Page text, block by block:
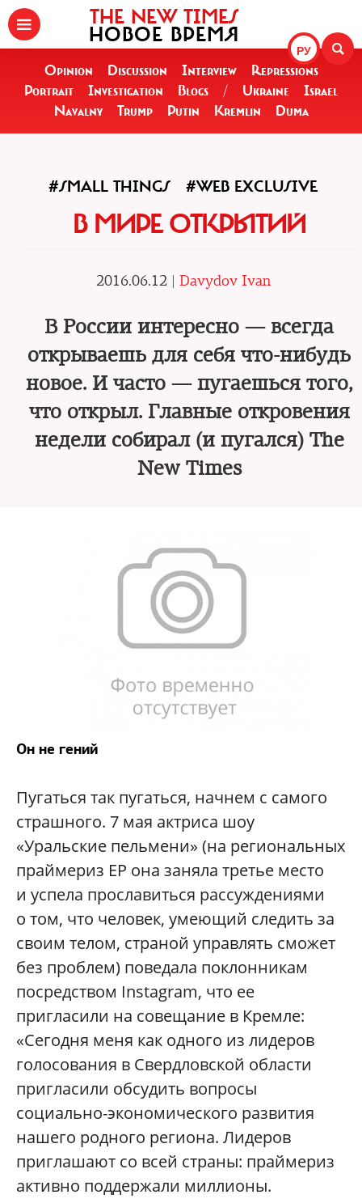
РУ
THE NEW TIMES
НОВОЕ ВРЕМЯ
Opinion Discussion Interview
Repressions
Portrait
Investigation Blogs / Ukraine
Israel
Navalny
Trump Putin Kremlin Duma
#SMALL THINGS #WEB EXCLUSIVE
В МИРЕ ОТКРЫТИЙ
2016.06.12 | Davydov Ivan
В России интересно — всегда
открываешь для себя что-нибудь
новое. И часто — пугаешься того,
что открыл. Главные откровения
недели собирал (и пугался) The
New Times
Он не гений
Пугаться так пугаться, начнем с самого
страшного. 7 мая актриса шоу
«Уральские пельмени» (на региональных
праймериз ЕР она заняла третье место
и успела прославиться рассуждениями
о том, что человек, умеющий следить за
своим телом, страной управлять сможет
без проблем) поведала поклонникам
посредством Instagram, что ее
пригласили на совещание в Кремле:
«Сегодня меня как одного из лидеров
голосования в Свердловской области
пригласили обсудить вопросы
социально-экономического развития
нашего родного региона. Лидеров
приглашают со всей страны: праймериз
активно поддержали миллионы.